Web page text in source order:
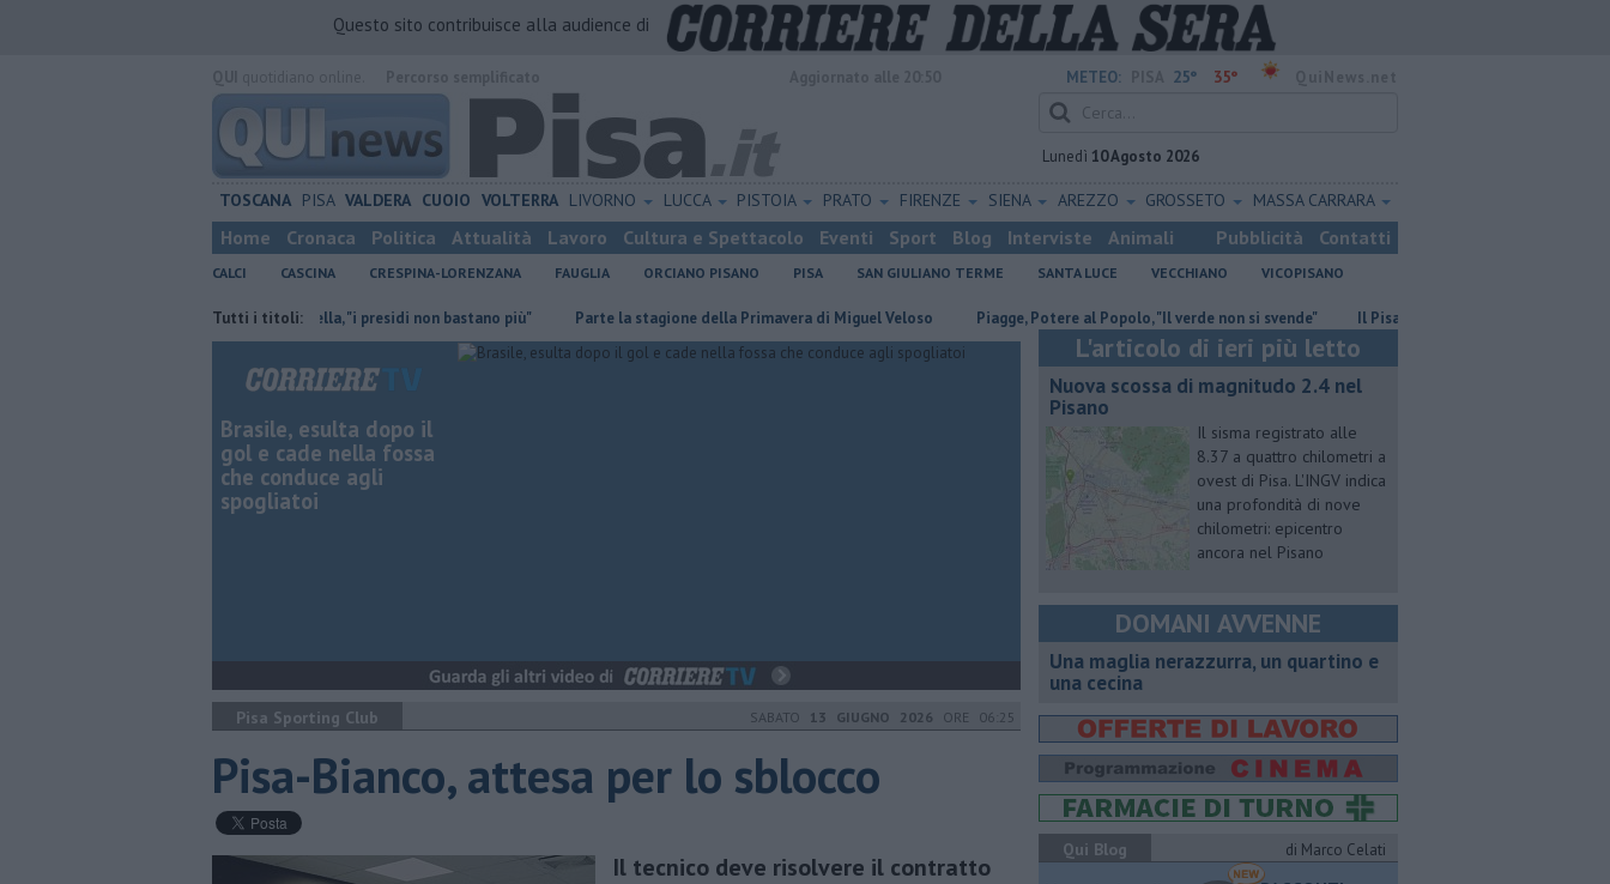
Questo sito contribuisce alla audience di
METEO: 25° 35°
Lunedì 10 Agosto 2026
TOSCANA PISA VALDERA CUOIO VOLTERRA LIVORNO LUCCA PISTOIA PRATO FIRENZE SIENA AREZZO GROSSETO MASSA CARRARA
Home Cronaca Politica Attualità Lavoro Cultura e Spettacolo Eventi Sport Blog Interviste Animali Pubblicità Contatti
CALCI CASCINA CRESPINA-LORENZANA FAUGLIA ORCIANO PISANO PISA SAN GIULIANO TERME SANTA LUCE VECCHIANO VICOPISANO
Tutti i titoli:
Stazione, Ciavarrella, "i presidi non bastano più" Parte la stagione della Primavera di Miguel Veloso Piagge, Potere al Popolo, "Il verde non si svende" Il Pisa Beach Soccer vince il suo quarto
Brasile, esulta dopo il
gol e cade nella fossa
che conduce agli
spogliatoi
Pisa Sporting Club SABATO 13 GIUGNO 2026 ORE 06:25
Pisa-Bianco, attesa per lo sblocco
Il tecnico deve risolvere il contratto
L'articolo di ieri più letto
Nuova scossa di magnitudo 2.4 nel
Pisano
Il sisma registrato alle
8.37 a quattro chilometri a
ovest di Pisa. L'INGV indica
una profondità di nove
chilometri: epicentro
ancora nel Pisano
DOMANI AVVENNE
Una maglia nerazzurra, un quartino e
una cecina
Qui Blog
di Marco Celati